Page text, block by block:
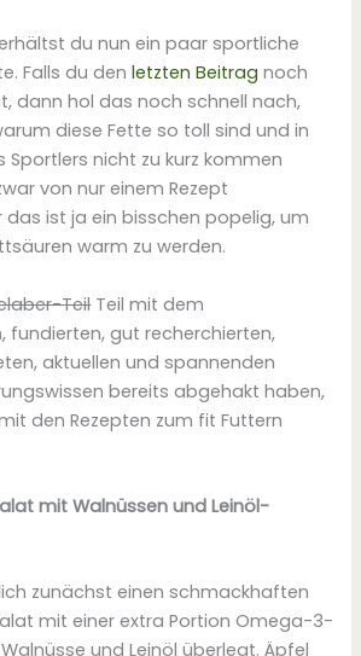
du nun ein paar sportliche
Falls du denletzten Beitrag noch
dann hol das noch schnell nach,
diese Fette so toll sind und in
Sportlers nicht zu kurz kommen
von nur einem Rezept
ist ja ein bisschen popelig, um
warm zu werden.
TeilTeil mit dem
fundierten, gut recherchierten,
aktuellen und spannenden
bereits abgehakt haben,
den Rezepten zum fit Futtern
mit Walnüssen und Leinöl-
zunächst einen schmackhaften
mit einer extra Portion Omega-3-
und Leinöl überlegt. Äpfel